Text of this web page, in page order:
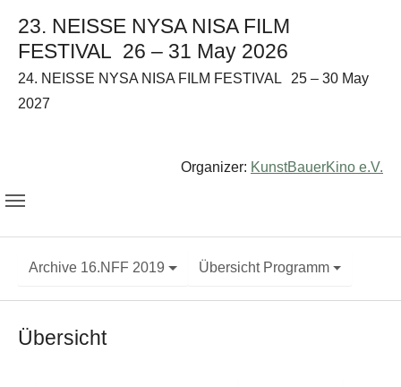
23. NEISSE NYSA NISA FILM
FESTIVAL 26 – 31 May 2026
24. NEISSE NYSA NISA FILM FESTIVAL
25 – 30 May
2027
Organizer: KunstBauerKino e.V.
Archive 16.NFF 2019 Übersicht Programm
Übersicht